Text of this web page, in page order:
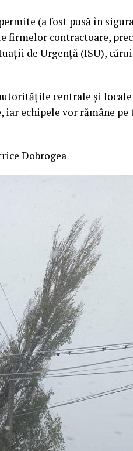
(a fost pusă în
firmelor contractoare,
de Urgență (ISU),
centrale și
iar echipele vor rămâne
Dobrogea